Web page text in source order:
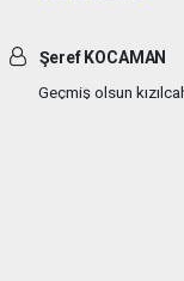
Şeref KOCAMAN
Geçmiş olsun